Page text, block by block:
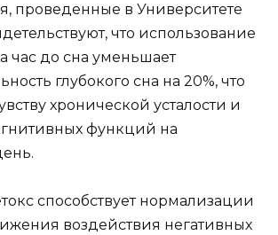
проведенные в Университете
что использование
час до сна уменьшает
глубокого сна на 20%, что
хронической усталости и
функций на
способствует нормализации
воздействия негативных